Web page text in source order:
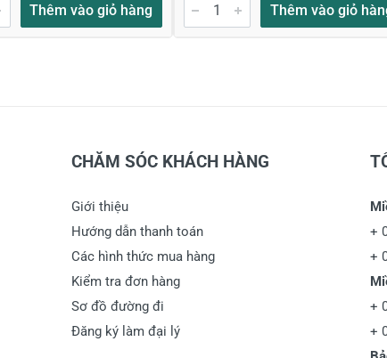
Thêm vào giỏ hàng Thêm vào giỏ
CHĂM SÓC KHÁCH HÀNG
Giới thiệu
Hướng dẫn thanh toán
Các hình thức mua hàng
Kiểm tra đơn hàng
Sơ đồ đường đi
Đăng ký làm đại lý
+
+
+
+